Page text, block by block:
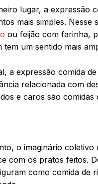
lugar, a expressão
mais simples.
ou feijão com farinha,
tem um sentido mais
a expressão comida
relacionada com
e caros são
o imaginário coletivo
com os pratos feitos.
como comida de